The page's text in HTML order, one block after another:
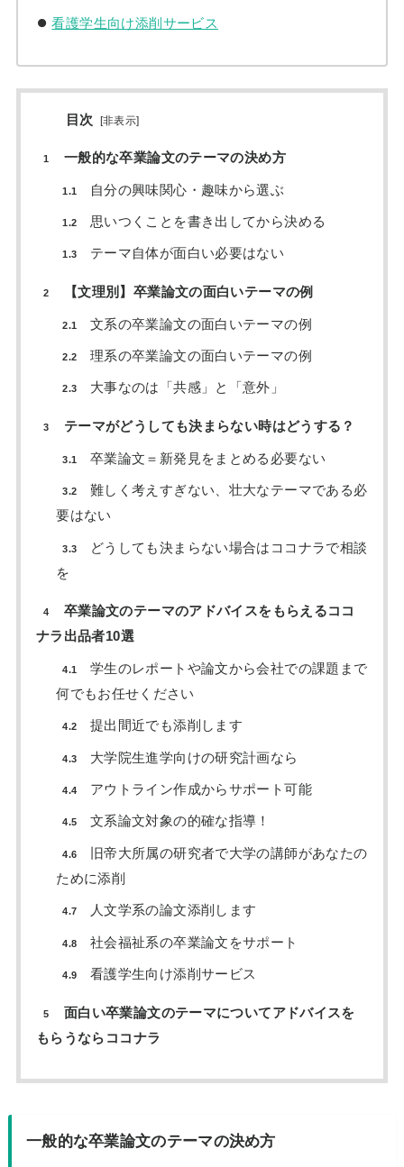
看護学生向け添削サービス
目次 [非表示]
1 一般的な卒業論文のテーマの決め方
1.1 自分の興味関心・趣味から選ぶ
1.2 思いつくことを書き出してから決める
1.3 テーマ自体が面白い必要はない
2 【文理別】卒業論文の面白いテーマの例
2.1 文系の卒業論文の面白いテーマの例
2.2 理系の卒業論文の面白いテーマの例
2.3 大事なのは「共感」と「意外」
3 テーマがどうしても決まらない時はどうする？
3.1 卒業論文＝新発見をまとめる必要ない
3.2
難しく考えすぎない、壮大なテーマである必
要はない
3.3
どうしても決まらない場合はココナラで相談
を
4
卒業論文のテーマのアドバイスをもらえるココ
ナラ出品者10選
4.1
学生のレポートや論文から会社での課題まで
何でもお任せください
4.2 提出間近でも添削します
4.3 大学院生進学向けの研究計画なら
4.4 アウトライン作成からサポート可能
4.5 文系論文対象の的確な指導！
4.6
旧帝大所属の研究者で大学の講師があなたの
ために添削
4.7 人文学系の論文添削します
4.8 社会福祉系の卒業論文をサポート
4.9 看護学生向け添削サービス
5
面白い卒業論文のテーマについてアドバイスを
もらうならココナラ
一般的な卒業論文のテーマの決め方